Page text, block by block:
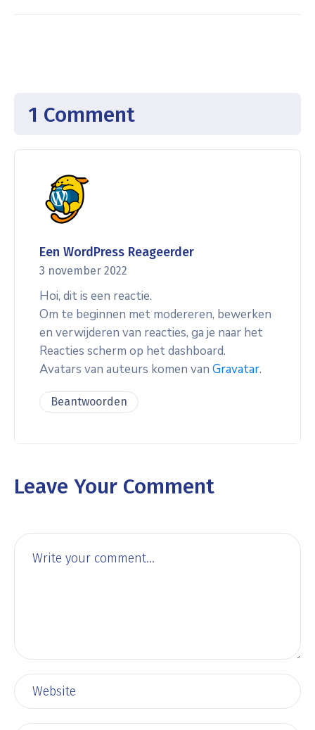
1 Comment
Een WordPress Reageerder
3 november 2022
Hoi, dit is een reactie.
Om te beginnen met modereren, bewerken
en verwijderen van reacties, ga je naar het
Reacties scherm op het dashboard.
Avatars van auteurs komen van Gravatar.
Beantwoorden
Leave Your Comment